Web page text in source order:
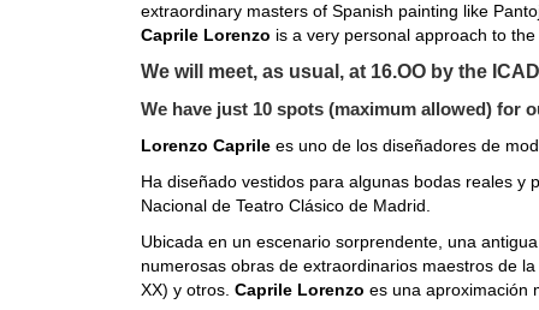
extraordinary masters of Spanish painting like
Caprile Lorenzo is a very personal approach to
We will meet, as usual, at 16.OO by the
We have just 10 spots (maximum allowed) for
Lorenzo Caprile es uno de los diseñadores de
Ha diseñado vestidos para algunas bodas reales y
Nacional de Teatro Clásico de Madrid.
Ubicada en un escenario sorprendente, una
numerosas obras de extraordinarios maestros de
XX) y otros. Caprile Lorenzo es una aproximación